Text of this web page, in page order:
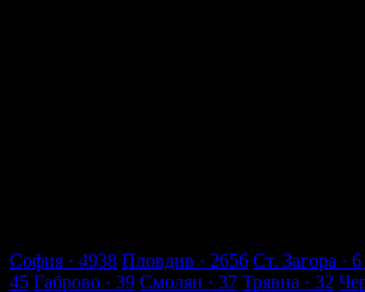
София · 4938 Пловдив · 2656 Ст. Загора ·
45 Габрово · 39 Смолян · 37 Трявна · 32